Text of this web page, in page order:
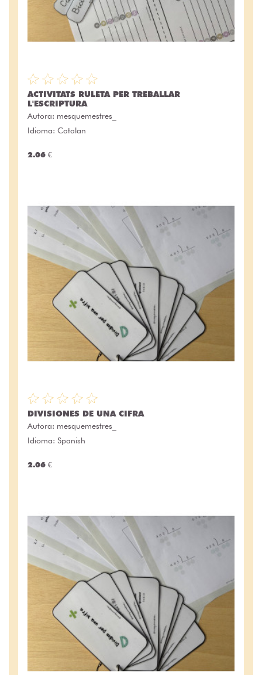
ACTIVITATS RULETA PER TREBALLAR
L'ESCRIPTURA
Autora: mesquemestres_
Idioma: Catalan
2.06 €
DIVISIONES DE UNA CIFRA
Autora: mesquemestres_
Idioma: Spanish
2.06 €